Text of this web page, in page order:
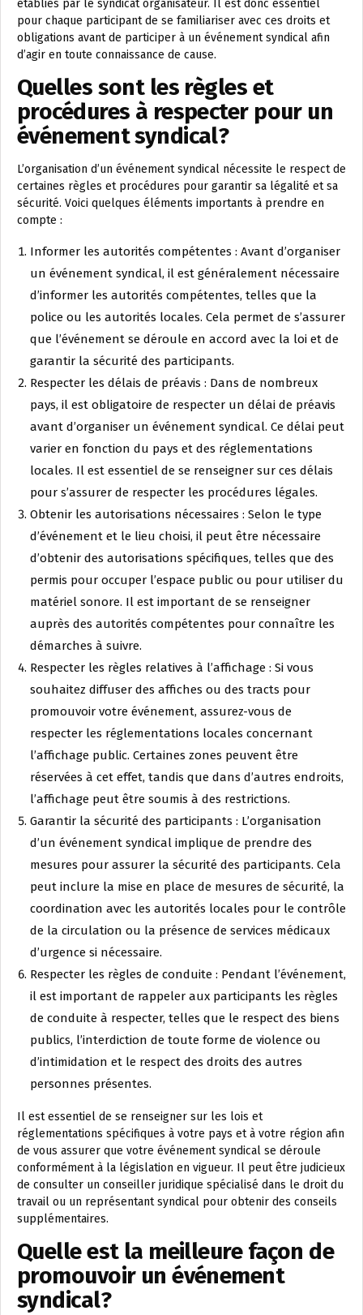
établies par le syndicat organisateur. Il est donc essentiel
pour chaque participant de se familiariser avec ces droits et
obligations avant de participer à un événement syndical afin
d’agir en toute connaissance de cause.
Quelles sont les règles et
procédures à respecter pour un
événement syndical?
L’organisation d’un événement syndical nécessite le respect de
certaines règles et procédures pour garantir sa légalité et sa
sécurité. Voici quelques éléments importants à prendre en
compte :
Informer les autorités compétentes : Avant d’organiser
un événement syndical, il est généralement nécessaire
d’informer les autorités compétentes, telles que la
police ou les autorités locales. Cela permet de s’assurer
que l’événement se déroule en accord avec la loi et de
garantir la sécurité des participants.
Respecter les délais de préavis : Dans de nombreux
pays, il est obligatoire de respecter un délai de préavis
avant d’organiser un événement syndical. Ce délai peut
varier en fonction du pays et des réglementations
locales. Il est essentiel de se renseigner sur ces délais
pour s’assurer de respecter les procédures légales.
Obtenir les autorisations nécessaires : Selon le type
d’événement et le lieu choisi, il peut être nécessaire
d’obtenir des autorisations spécifiques, telles que des
permis pour occuper l’espace public ou pour utiliser du
matériel sonore. Il est important de se renseigner
auprès des autorités compétentes pour connaître les
démarches à suivre.
Respecter les règles relatives à l’affichage : Si vous
souhaitez diffuser des affiches ou des tracts pour
promouvoir votre événement, assurez-vous de
respecter les réglementations locales concernant
l’affichage public. Certaines zones peuvent être
réservées à cet effet, tandis que dans d’autres endroits,
l’affichage peut être soumis à des restrictions.
Garantir la sécurité des participants : L’organisation
d’un événement syndical implique de prendre des
mesures pour assurer la sécurité des participants. Cela
peut inclure la mise en place de mesures de sécurité, la
coordination avec les autorités locales pour le contrôle
de la circulation ou la présence de services médicaux
d’urgence si nécessaire.
Respecter les règles de conduite : Pendant l’événement,
il est important de rappeler aux participants les règles
de conduite à respecter, telles que le respect des biens
publics, l’interdiction de toute forme de violence ou
d’intimidation et le respect des droits des autres
personnes présentes.
Il est essentiel de se renseigner sur les lois et
réglementations spécifiques à votre pays et à votre région afin
de vous assurer que votre événement syndical se déroule
conformément à la législation en vigueur. Il peut être judicieux
de consulter un conseiller juridique spécialisé dans le droit du
travail ou un représentant syndical pour obtenir des conseils
supplémentaires.
Quelle est la meilleure façon de
promouvoir un événement
syndical?